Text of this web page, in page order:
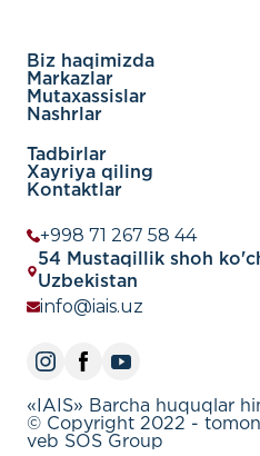
Biz haqimizda
Markazlar
Mutaxassislar
Nashrlar
Tadbirlar
Xayriya qiling
Kontaktlar
+998 71 267 58 44
54 Mustaqillik shoh
Uzbekistan
info@iais.uz
«IAIS» Barcha huquqlar
© Copyright 2022 -
veb SOS Group